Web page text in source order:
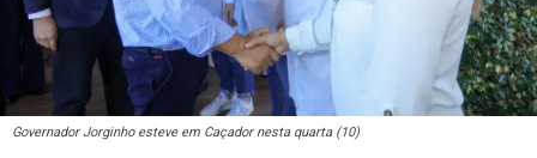
Governador Jorginho esteve em Caçador nesta quarta (10)